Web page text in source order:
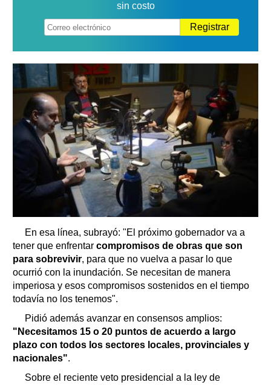
sin costo
Registrar
En esa línea, subrayó: "El próximo gobernador va a
tener que enfrentar compromisos de obras que son
para sobrevivir, para que no vuelva a pasar lo que
ocurrió con la inundación. Se necesitan de manera
imperiosa y esos compromisos sostenidos en el tiempo
todavía no los tenemos".
Pidió además avanzar en consensos amplios:
"Necesitamos 15 o 20 puntos de acuerdo a largo
plazo con todos los sectores locales, provinciales y
nacionales".
Sobre el reciente veto presidencial a la ley de